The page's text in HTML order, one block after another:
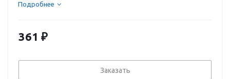
Подробнее
361 ₽
Заказать